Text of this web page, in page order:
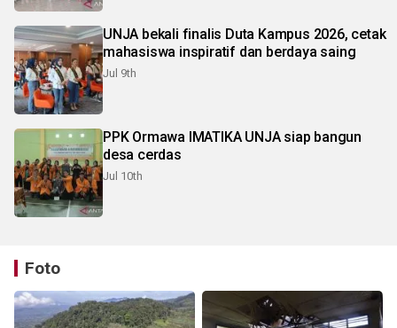
UNJA bekali finalis Duta Kampus 2026, cetak
mahasiswa inspiratif dan berdaya saing
Jul 9th
PPK Ormawa IMATIKA UNJA siap bangun
desa cerdas
Jul 10th
Foto